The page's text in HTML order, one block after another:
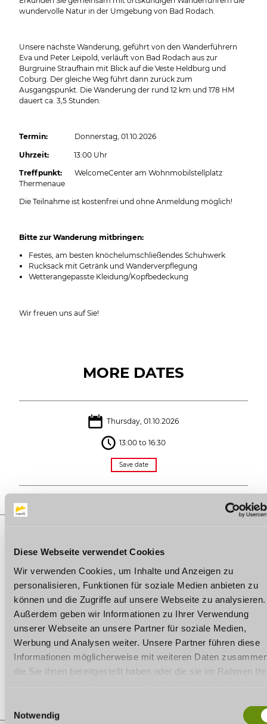
Diese Webseite verwendet Cookies
Wir verwenden Cookies, um Inhalte und Anzeigen zu
personalisieren, Funktionen für soziale Medien anbieten zu
können und die Zugriffe auf unsere Webseite zu analysieren.
Außerdem geben wir Informationen zu Ihrer Verwendung
unserer Webseite an unsere Partner für soziale Medien,
Werbung und Analysen weiter. Unsere Partner führen diese
Informationen möglicherweise mit weiteren Daten
die Sie ihnen bereitgestellt haben oder die sie im Rahmen
vollständig sind oder Anwendungen nicht zur Verfügung
i
Notwendig
wundervolle Natur in der Umgebung von Bad Rodach.
Unsere nächste Wanderung, geführt von den Wanderführern
Eva und Peter Leipold, verläuft von Bad Rodach aus zur
Burgruine Straufhain mit Blick auf die Veste Heldburg und
Coburg. Der gleiche Weg führt dann zurück zum
Ausgangspunkt. Die Wanderung der rund 12 km und 178 HM
dauert ca. 3,5 Stunden.
Termin: Donnerstag, 01.10.2026
Uhrzeit: 13:00 Uhr
Treffpunkt: WelcomeCenter am Wohnmobilstellplatz
Thermenaue
Die Teilnahme ist kostenfrei und ohne Anmeldung möglich!
Bitte zur Wanderung mitbringen:
Festes, am besten knöchelumschließendes Schuhwerk
Rucksack mit Getränk und Wanderverpflegung
Wetterangepasste Kleidung/Kopfbedeckung
Wir freuen uns auf Sie!
MORE DATES
Thursday, 01.10.2026
13:00 to 16:30
Save date
WelcomeCenter am Wohnmobilstellplatz „Thermenaue“
Thermalbadstraße 18
09564 / 9232-0
Website: www.therme-natur.de
Plan a trip